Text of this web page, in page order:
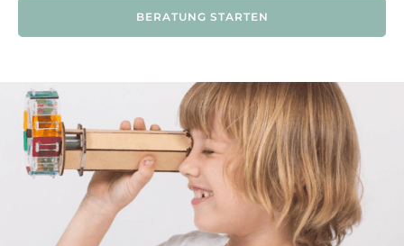
BERATUNG STARTEN